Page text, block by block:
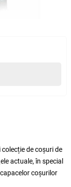
de coșuri de
actuale, în special
coșurilor